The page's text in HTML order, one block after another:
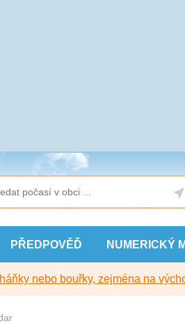
PŘEDPOVĚĎ NUMERICKÝ
nebo bouřky, zejména na